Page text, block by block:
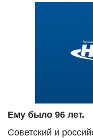
Ему было 96 лет.
Советский и